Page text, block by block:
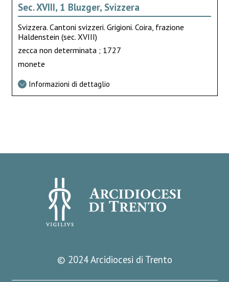
Sec. XVIII, 1 Bluzger, Svizzera
Svizzera. Cantoni svizzeri. Grigioni. Coira, frazione
Haldenstein (sec. XVIII)
zecca non determinata ; 1727
monete
Informazioni di dettaglio
© 2024 Arcidiocesi di Trento